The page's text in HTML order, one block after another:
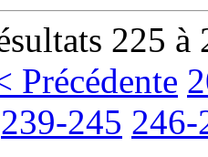
225 à
Précédente
239-245 246-